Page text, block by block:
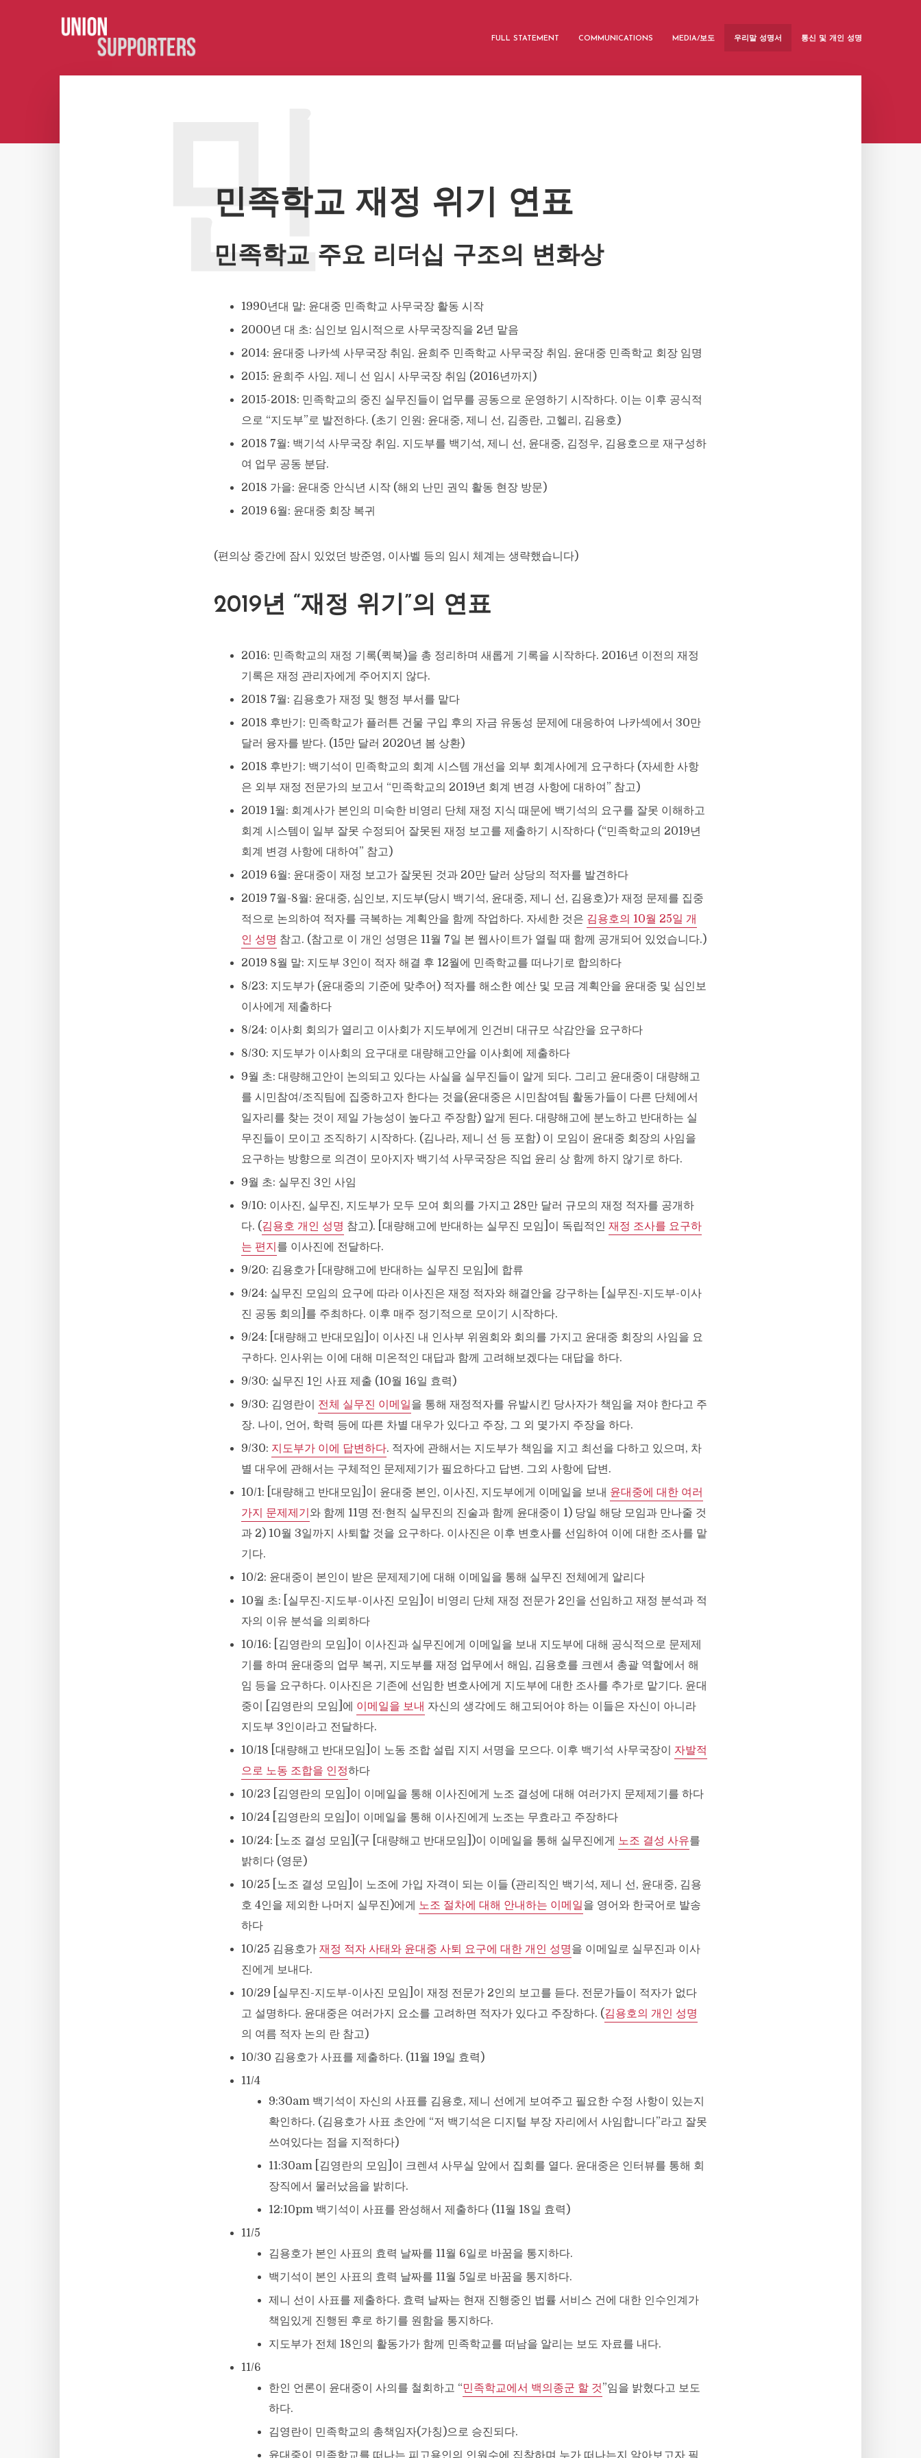
FULL STATEMENT COMMUNICATIONS MEDIA/보도 우리말 성명서 통신 및 개인 성명
민족학교 재정 위기 연표
민
민족학교 주요 리더십 구조의 변화상
1990년대 말: 윤대중 민족학교 사무국장 활동 시작
2000년 대 초: 심인보 임시적으로 사무국장직을 2년 맡음
2014: 윤대중 나카섹 사무국장 취임. 윤희주 민족학교 사무국장 취임. 윤대중 민족학교 회장 임명
2015: 윤희주 사임. 제니 선 임시 사무국장 취임 (2016년까지)
2015-2018: 민족학교의 중진 실무진들이 업무를 공동으로 운영하기 시작하다. 이는 이후 공식적
으로 “지도부”로 발전하다. (초기 인원: 윤대중, 제니 선, 김종란, 고헬리, 김용호)
2018 7월: 백기석 사무국장 취임. 지도부를 백기석, 제니 선, 윤대중, 김정우, 김용호으로 재구성하
여 업무 공동 분담.
2018 가을: 윤대중 안식년 시작 (해외 난민 권익 활동 현장 방문)
2019 6월: 윤대중 회장 복귀
(편의상 중간에 잠시 있었던 방준영, 이사벨 등의 임시 체계는 생략했습니다)
2019년 “재정 위기”의 연표
2016: 민족학교의 재정 기록(퀵북)을 총 정리하며 새롭게 기록을 시작하다. 2016년 이전의 재정
기록은 재정 관리자에게 주어지지 않다.
2018 7월: 김용호가 재정 및 행정 부서를 맡다
2018 후반기: 민족학교가 플러튼 건물 구입 후의 자금 유동성 문제에 대응하여 나카섹에서 30만
달러 융자를 받다. (15만 달러 2020년 봄 상환)
2018 후반기: 백기석이 민족학교의 회계 시스템 개선을 외부 회계사에게 요구하다 (자세한 사항
은 외부 재정 전문가의 보고서 “민족학교의 2019년 회계 변경 사항에 대하여” 참고)
2019 1월: 회계사가 본인의 미숙한 비영리 단체 재정 지식 때문에 백기석의 요구를 잘못 이해하고
회계 시스템이 일부 잘못 수정되어 잘못된 재정 보고를 제출하기 시작하다 (“민족학교의 2019년
회계 변경 사항에 대하여” 참고)
2019 6월: 윤대중이 재정 보고가 잘못된 것과 20만 달러 상당의 적자를 발견하다
2019 7월-8월: 윤대중, 심인보, 지도부(당시 백기석, 윤대중, 제니 선, 김용호)가 재정 문제를 집중
적으로 논의하여 적자를 극복하는 계획안을 함께 작업하다. 자세한 것은 김용호의 10월 25일 개
인 성명 참고. (참고로 이 개인 성명은 11월 7일 본 웹사이트가 열릴 때 함께 공개되어 있었습니다.)
2019 8월 말: 지도부 3인이 적자 해결 후 12월에 민족학교를 떠나기로 합의하다
8/23: 지도부가 (윤대중의 기준에 맞추어) 적자를 해소한 예산 및 모금 계획안을 윤대중 및 심인보
이사에게 제출하다
8/24: 이사회 회의가 열리고 이사회가 지도부에게 인건비 대규모 삭감안을 요구하다
8/30: 지도부가 이사회의 요구대로 대량해고안을 이사회에 제출하다
9월 초: 대량해고안이 논의되고 있다는 사실을 실무진들이 알게 되다. 그리고 윤대중이 대량해고
를 시민참여/조직팀에 집중하고자 한다는 것을(윤대중은 시민참여팀 활동가들이 다른 단체에서
일자리를 찾는 것이 제일 가능성이 높다고 주장함) 알게 된다. 대량해고에 분노하고 반대하는 실
무진들이 모이고 조직하기 시작하다. (김나라, 제니 선 등 포함) 이 모임이 윤대중 회장의 사임을
요구하는 방향으로 의견이 모아지자 백기석 사무국장은 직업 윤리 상 함께 하지 않기로 하다.
9월 초: 실무진 3인 사임
9/10: 이사진, 실무진, 지도부가 모두 모여 회의를 가지고 28만 달러 규모의 재정 적자를 공개하
다. (김용호 개인 성명 참고). [대량해고에 반대하는 실무진 모임]이 독립적인 재정 조사를 요구하
는 편지 를 이사진에 전달하다.
9/20: 김용호가 [대량해고에 반대하는 실무진 모임]에 합류
9/24: 실무진 모임의 요구에 따라 이사진은 재정 적자와 해결안을 강구하는 [실무진-지도부-이사
진 공동 회의]를 주최하다. 이후 매주 정기적으로 모이기 시작하다.
9/24: [대량해고 반대모임]이 이사진 내 인사부 위원회와 회의를 가지고 윤대중 회장의 사임을 요
구하다. 인사위는 이에 대해 미온적인 대답과 함께 고려해보겠다는 대답을 하다.
9/30: 실무진 1인 사표 제출 (10월 16일 효력)
9/30: 김영란이 전체 실무진 이메일을 통해 재정적자를 유발시킨 당사자가 책임을 져야 한다고 주
장. 나이, 언어, 학력 등에 따른 차별 대우가 있다고 주장, 그 외 몇가지 주장을 하다.
9/30: 지도부가 이에 답변하다. 적자에 관해서는 지도부가 책임을 지고 최선을 다하고 있으며, 차
별 대우에 관해서는 구체적인 문제제기가 필요하다고 답변. 그외 사항에 답변.
10/1: [대량해고 반대모임]이 윤대중 본인, 이사진, 지도부에게 이메일을 보내 윤대중에 대한 여러
가지 문제제기 와 함께 11명 전·현직 실무진의 진술과 함께 윤대중이 1) 당일 해당 모임과 만나줄 것
과 2) 10월 3일까지 사퇴할 것을 요구하다. 이사진은 이후 변호사를 선임하여 이에 대한 조사를 맡
기다.
10/2: 윤대중이 본인이 받은 문제제기에 대해 이메일을 통해 실무진 전체에게 알리다
10월 초: [실무진-지도부-이사진 모임]이 비영리 단체 재정 전문가 2인을 선임하고 재정 분석과 적
자의 이유 분석을 의뢰하다
10/16: [김영란의 모임]이 이사진과 실무진에게 이메일을 보내 지도부에 대해 공식적으로 문제제
기를 하며 윤대중의 업무 복귀, 지도부를 재정 업무에서 해임, 김용호를 크렌셔 총괄 역할에서 해
임 등을 요구하다. 이사진은 기존에 선임한 변호사에게 지도부에 대한 조사를 추가로 맡기다. 윤대
중이 [김영란의 모임]에 이메일을 보내 자신의 생각에도 해고되어야 하는 이들은 자신이 아니라
지도부 3인이라고 전달하다.
10/18 [대량해고 반대모임]이 노동 조합 설립 지지 서명을 모으다. 이후 백기석 사무국장이 자발적
으로 노동 조합을 인정하다
10/23 [김영란의 모임]이 이메일을 통해 이사진에게 노조 결성에 대해 여러가지 문제제기를 하다
10/24 [김영란의 모임]이 이메일을 통해 이사진에게 노조는 무효라고 주장하다
10/24: [노조 결성 모임](구 [대량해고 반대모임])이 이메일을 통해 실무진에게 노조 결성 사유를
밝히다 (영문)
10/25 [노조 결성 모임]이 노조에 가입 자격이 되는 이들 (관리직인 백기석, 제니 선, 윤대중, 김용
호 4인을 제외한 나머지 실무진)에게 노조 절차에 대해 안내하는 이메일을 영어와 한국어로 발송
하다
10/25 김용호가 재정 적자 사태와 윤대중 사퇴 요구에 대한 개인 성명을 이메일로 실무진과 이사
진에게 보내다.
10/29 [실무진-지도부-이사진 모임]이 재정 전문가 2인의 보고를 듣다. 전문가들이 적자가 없다
고 설명하다. 윤대중은 여러가지 요소를 고려하면 적자가 있다고 주장하다. (김용호의 개인 성명
의 여름 적자 논의 란 참고)
10/30 김용호가 사표를 제출하다. (11월 19일 효력)
11/4
9:30am 백기석이 자신의 사표를 김용호, 제니 선에게 보여주고 필요한 수정 사항이 있는지
확인하다. (김용호가 사표 초안에 “저 백기석은 디지털 부장 자리에서 사임합니다”라고 잘못
쓰여있다는 점을 지적하다)
11:30am [김영란의 모임]이 크렌셔 사무실 앞에서 집회를 열다. 윤대중은 인터뷰를 통해 회
장직에서 물러났음을 밝히다.
12:10pm 백기석이 사표를 완성해서 제출하다 (11월 18일 효력)
11/5
김용호가 본인 사표의 효력 날짜를 11월 6일로 바꿈을 통지하다.
백기석이 본인 사표의 효력 날짜를 11월 5일로 바꿈을 통지하다.
제니 선이 사표를 제출하다. 효력 날짜는 현재 진행중인 법률 서비스 건에 대한 인수인계가
책임있게 진행된 후로 하기를 원함을 통지하다.
지도부가 전체 18인의 활동가가 함께 민족학교를 떠남을 알리는 보도 자료를 내다.
11/6
한인 언론이 윤대중이 사의를 철회하고 “민족학교에서 백의종군 할 것”임을 밝혔다고 보도
하다.
김영란이 민족학교의 총책임자(가칭)으로 승진되다.
윤대중이 민족학교를 떠나는 피고용인의 인원수에 집착하며 누가 떠나는지 알아보고자 필